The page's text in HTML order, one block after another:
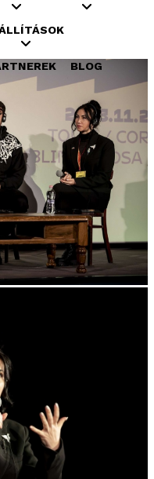
BLOG